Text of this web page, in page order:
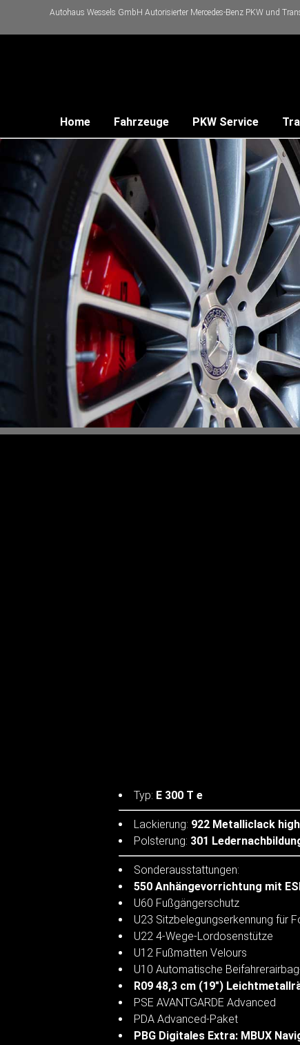
Autohaus Wessels GmbH Autorisierter Mercedes-Benz PKW und
Home Fahrzeuge PKW Service
Typ: E 300 T e
Lackierung: 922 Metalliclack
Polsterung: 301
Sonderausstattungen:
550 Anhängevorrichtung mit
U60 Fußgängerschutz
U23 Sitzbelegungserkennung für
U22 4-Wege-Lordosenstütze
U12 Fußmatten Velours
U10 Automatische
R09 48,3 cm (19")
PSE AVANTGARDE Advanced
PDA Advanced-Paket
PBG Digitales Extra: MBUX